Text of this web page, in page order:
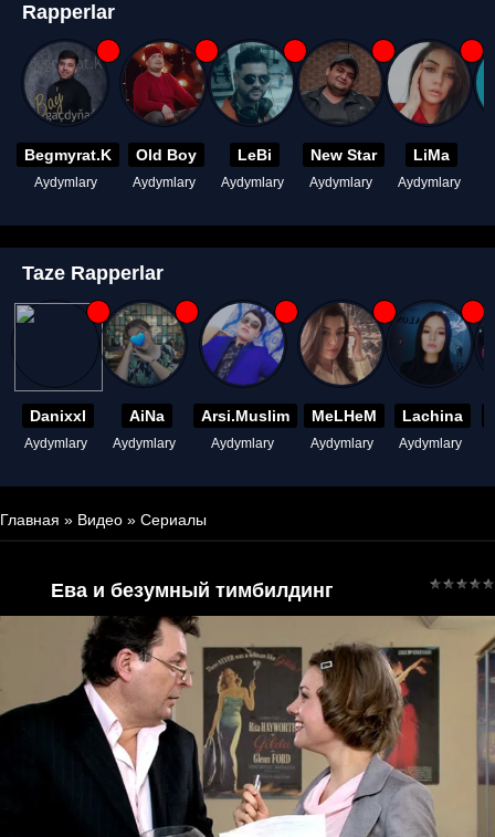
Rapperlar
Begmyrat.K
Aydymlary
Old Boy
Aydymlary
LeBi
Aydymlary
New Star
Aydymlary
LiMa
Aydymlary
Taze Rapperlar
Danixxl
Aydymlary
AiNa
Aydymlary
Arsi.Muslim
Aydymlary
MeLHeM
Aydymlary
Lachina
Aydymlary
Главная » Видео » Сериалы
Ева и безумный тимбилдинг